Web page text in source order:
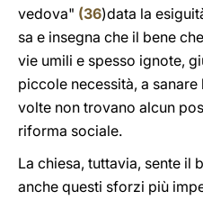
vedova" (36)data la
sa e insegna che il bene
vie umili e spesso ignote,
piccole necessità, a
volte non trovano alcun
riforma sociale.
La chiesa, tuttavia, sente il
anche questi sforzi più